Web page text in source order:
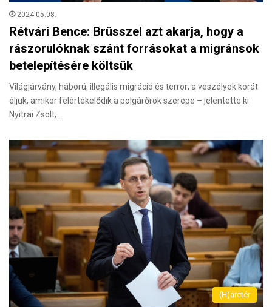
2024.05.08.
Rétvári Bence: Brüsszel azt akarja, hogy a
rászorulóknak szánt forrásokat a migránsok
betelepítésére költsük
Világjárvány, háború, illegális migráció és terror; a veszélyek korát
éljük, amikor felértékelődik a polgárőrök szerepe – jelentette ki
Nyitrai Zsolt,…
(H)arctér